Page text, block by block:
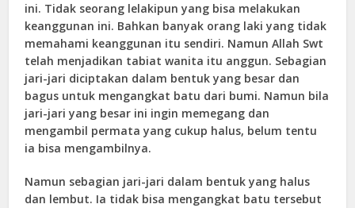
ini. Tidak seorang lelakipun yang bisa melakukan
keanggunan ini. Bahkan banyak orang laki yang tidak
memahami keanggunan itu sendiri. Namun Allah Swt
telah menjadikan tabiat wanita itu anggun. Sebagian
jari-jari diciptakan dalam bentuk yang besar dan
bagus untuk mengangkat batu dari bumi. Namun bila
jari-jari yang besar ini ingin memegang dan
mengambil permata yang cukup halus, belum tentu
ia bisa mengambilnya.
Namun sebagian jari-jari dalam bentuk yang halus
dan lembut. Ia tidak bisa mengangkat batu tersebut